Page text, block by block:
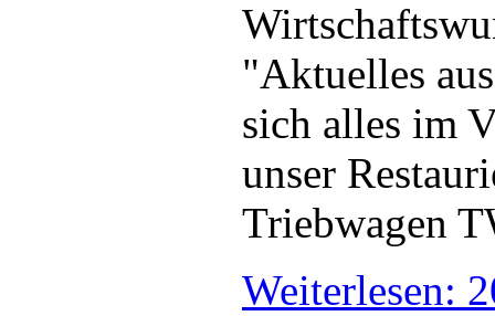
"Aktuelles
sich alles im
unser
Triebwagen
Weiterlesen: